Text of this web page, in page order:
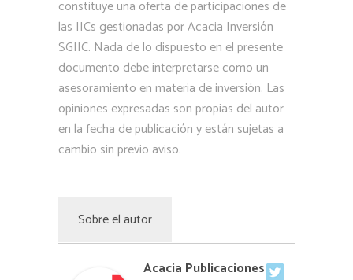
constituye una oferta de participaciones de
las IICs gestionadas por Acacia Inversión
SGIIC. Nada de lo dispuesto en el presente
documento debe interpretarse como un
asesoramiento en materia de inversión. Las
opiniones expresadas son propias del autor
en la fecha de publicación y están sujetas a
cambio sin previo aviso.
Sobre el autor
Acacia Publicaciones